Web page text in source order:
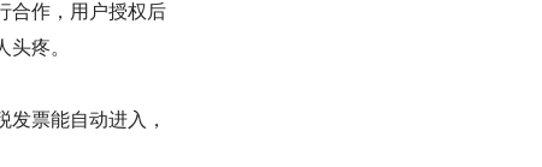
合作，用户授权后
疼。
票能自动进入，